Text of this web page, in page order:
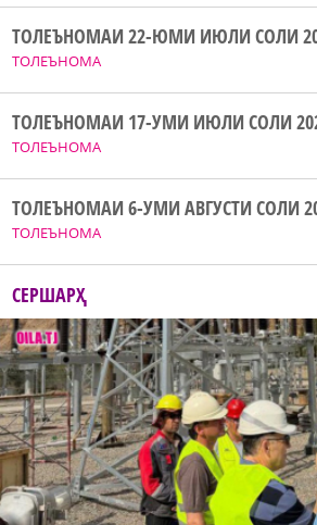
ТОЛЕЪНОМА
ТОЛЕЪНОМАИ 22-ЮМИ ИЮЛИ СОЛИ
ТОЛЕЪНОМА
ТОЛЕЪНОМАИ 17-УМИ ИЮЛИ СОЛИ
ТОЛЕЪНОМА
ТОЛЕЪНОМАИ 6-УМИ АВГУСТИ СОЛИ
СЕРШАРҲ